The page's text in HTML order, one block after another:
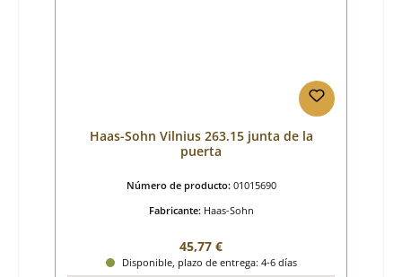
Haas-Sohn Vilnius 263.15 junta de la
puerta
Número de producto: 01015690
Fabricante: Haas-Sohn
Precio normal:
45,77 €
Disponible, plazo de entrega: 4-6 días